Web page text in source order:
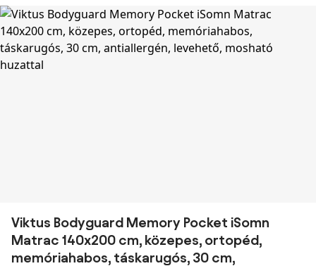
Viktus Bodyguard Memory Pocket iSomn
Matrac 140x200 cm, közepes, ortopéd,
memóriahabos, táskarugós, 30 cm,